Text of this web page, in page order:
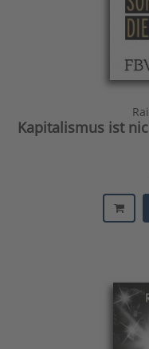
Kapitalismus ist